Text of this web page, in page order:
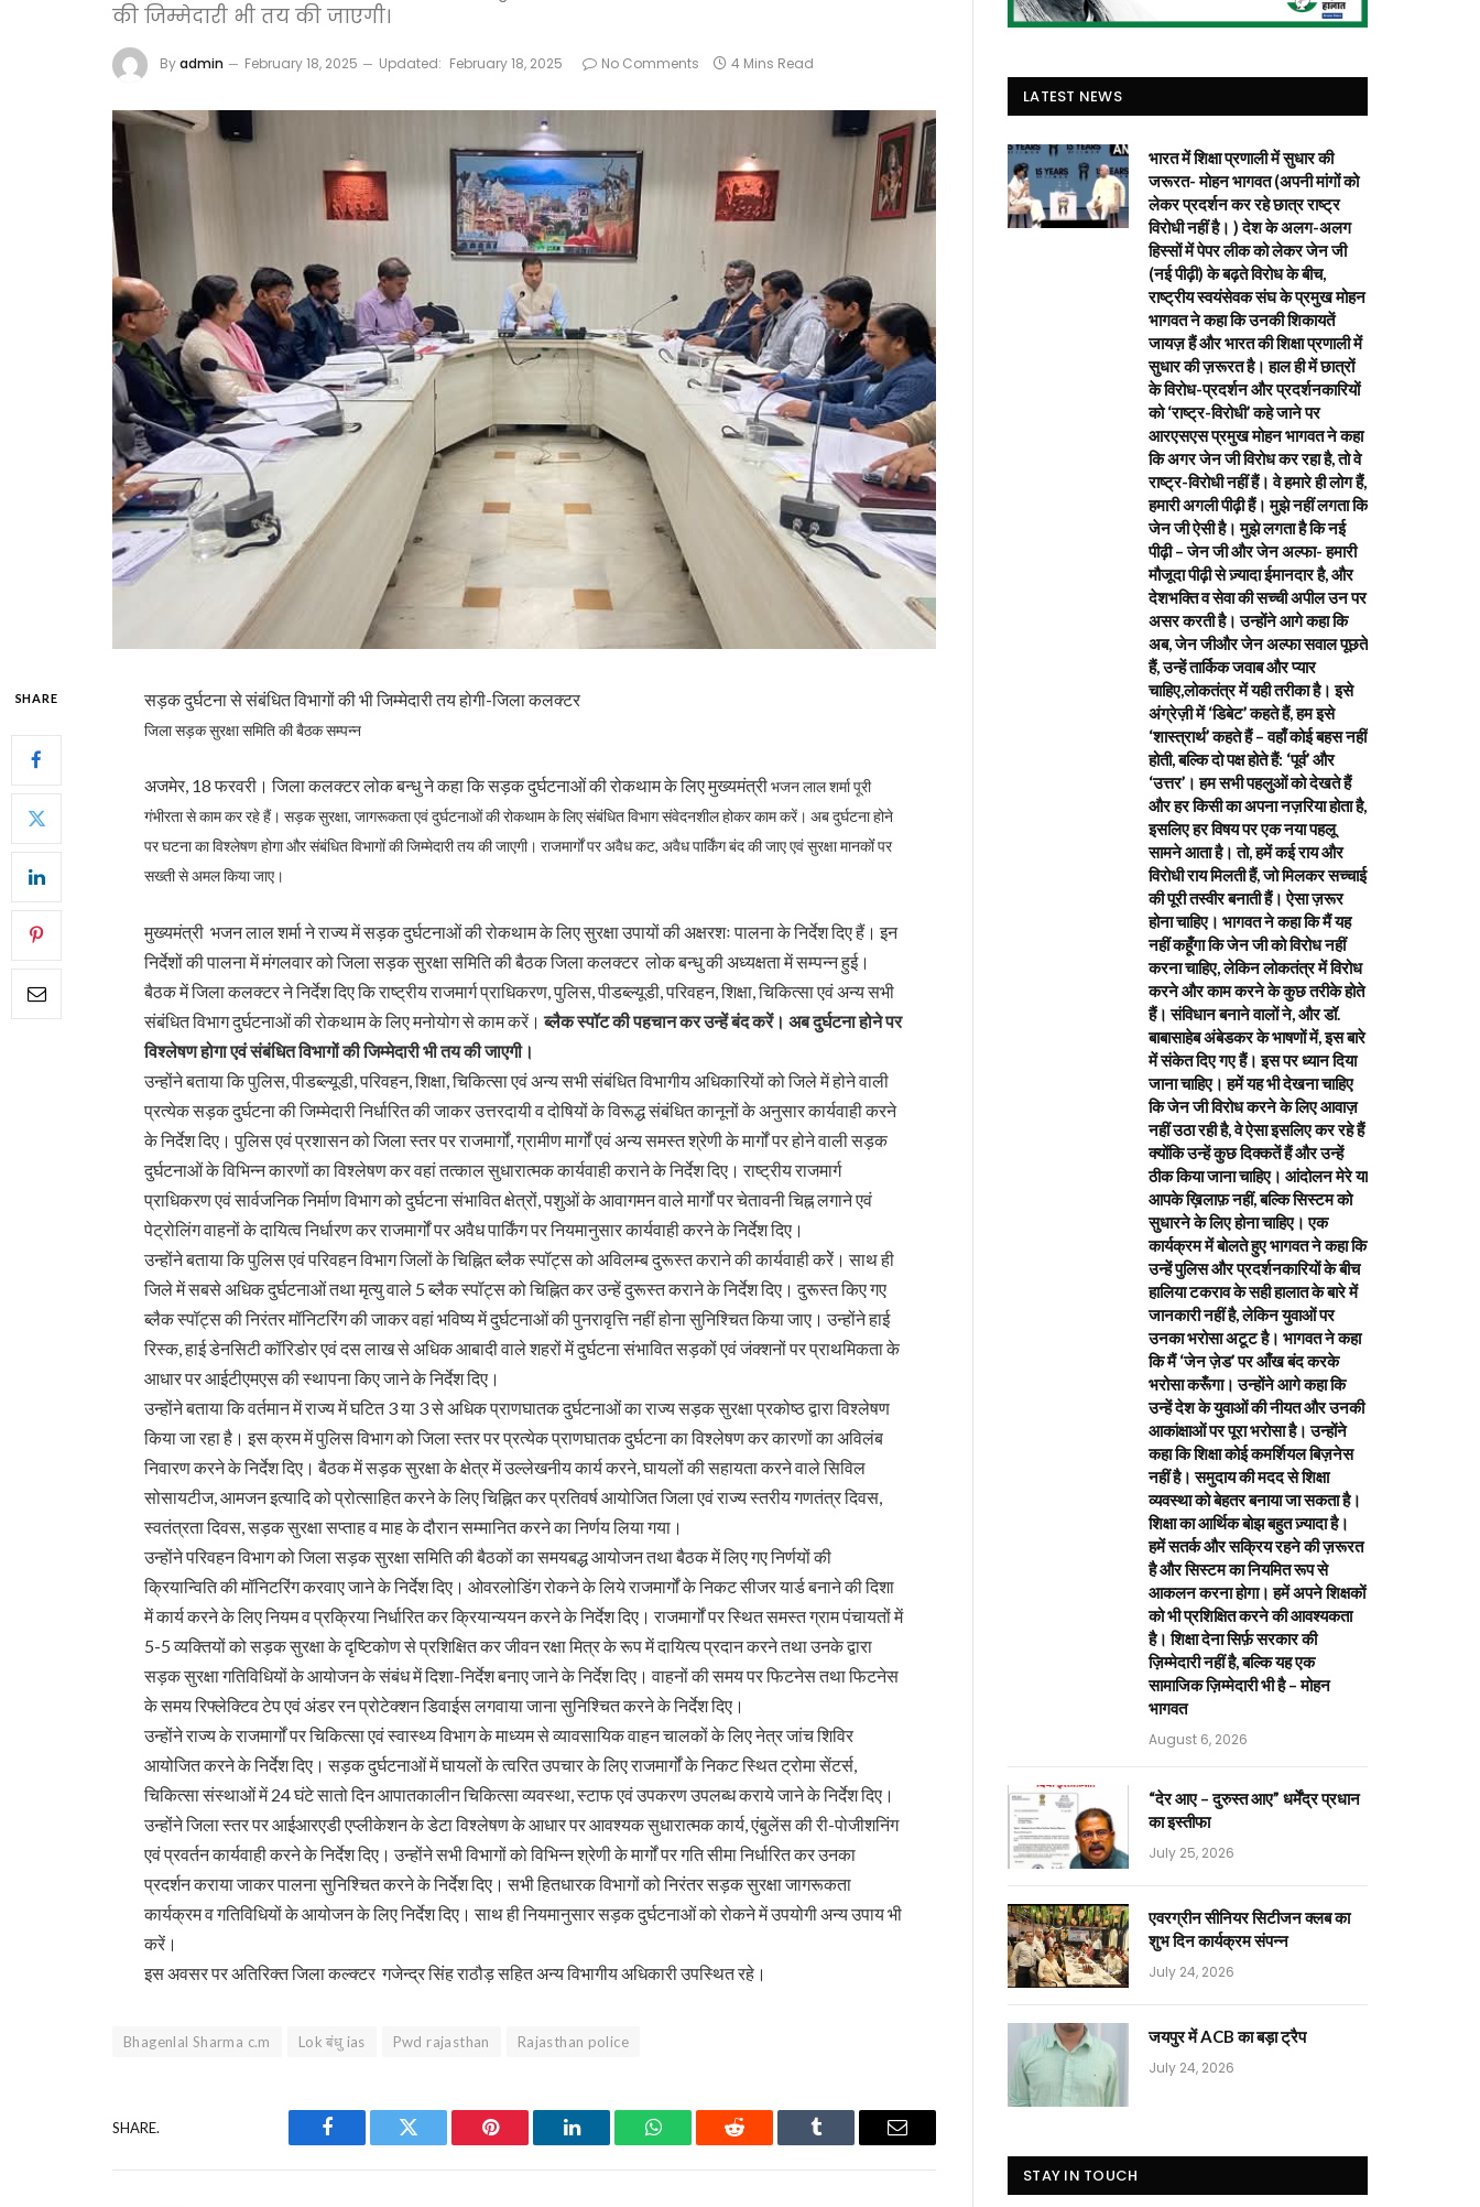
की जिम्मेदारी भी तय की जाएगी।
Byadmin February 18, 2025 Updated: February 18, 2025 No Comments 4 Mins Read
SHARE सड़क दुर्घटना से संबंधित विभागों की भी जिम्मेदारी तय होगी-जिला कलक्टर
जिला सड़क सुरक्षा समिति की बैठक सम्पन्न
अजमेर, 18 फरवरी। जिला कलक्टर लोक बन्धु ने कहा कि सड़क दुर्घटनाओं की रोकथाम के लिए मुख्यमंत्रीभजन लाल शर्मा पूरी
गंभीरता से काम कर रहे हैं। सड़क सुरक्षा, जागरूकता एवं दुर्घटनाओं की रोकथाम के लिए संबंधित विभाग संवेदनशील होकर काम करें। अब दुर्घटना होने
पर घटना का विश्लेषण होगा और संबंधित विभागों की जिम्मेदारी तय की जाएगी। राजमार्गों पर अवैध कट, अवैध पार्किंग बंद की जाए एवं सुरक्षा मानकोंं पर
सख्ती से अमल किया जाए।
मुख्यमंत्री भजन लाल शर्मा ने राज्य में सड़क दुर्घटनाओं की रोकथाम के लिए सुरक्षा उपायों की अक्षरशः पालना के निर्देश दिए हैं। इन
निर्देशों की पालना में मंगलवार को जिला सड़क सुरक्षा समिति की बैठक जिला कलक्टर लोक बन्धु की अध्यक्षता में सम्पन्न हुई।
बैठक में जिला कलक्टर ने निर्देश दिए कि राष्ट्रीय राजमार्ग प्राधिकरण, पुलिस, पीडब्ल्यूडी, परिवहन, शिक्षा, चिकित्सा एवं अन्य सभी
संबंधित विभाग दुर्घटनाओं की रोकथाम के लिए मनोयोग से काम करें।ब्लैक स्पॉट की पहचान कर उन्हें बंद करें। अब दुर्घटना होने पर
विश्लेषण होगा एवं संबंधित विभागों की जिम्मेदारी भी तय की जाएगी।
उन्होंने बताया कि पुलिस, पीडब्ल्यूडी, परिवहन, शिक्षा, चिकित्सा एवं अन्य सभी संबंधित विभागीय अधिकारियों को जिले में होने वाली
प्रत्येक सड़क दुर्घटना की जिम्मेदारी निर्धारित की जाकर उत्तरदायी व दोषियों के विरूद्ध संबंधित कानूनों के अनुसार कार्यवाही करने
के निर्देश दिए। पुलिस एवं प्रशासन को जिला स्तर पर राजमार्गों, ग्रामीण मार्गों एवं अन्य समस्त श्रेणी के मार्गों पर होने वाली सड़क
दुर्घटनाओं के विभिन्न कारणों का विश्लेषण कर वहां तत्काल सुधारात्मक कार्यवाही कराने के निर्देश दिए। राष्ट्रीय राजमार्ग
प्राधिकरण एवं सार्वजनिक निर्माण विभाग को दुर्घटना संभावित क्षेत्रों, पशुओं के आवागमन वाले मार्गों पर चेतावनी चिह्न लगाने एवं
पेट्रोलिंग वाहनों के दायित्व निर्धारण कर राजमार्गों पर अवैध पार्किंग पर नियमानुसार कार्यवाही करने के निर्देश दिए।
उन्होंने बताया कि पुलिस एवं परिवहन विभाग जिलों के चिह्नित ब्लैक स्पॉट्स को अविलम्ब दुरूस्त कराने की कार्यवाही करेें। साथ ही
जिले में सबसे अधिक दुर्घटनाओं तथा मृत्यु वाले 5 ब्लैक स्पॉट्स को चिह्नित कर उन्हें दुरूस्त कराने के निर्देश दिए। दुरूस्त किए गए
ब्लैक स्पॉट्स की निरंतर मॉनिटरिंग की जाकर वहां भविष्य में दुर्घटनाओं की पुनरावृत्ति नहीं होना सुनिश्चित किया जाए। उन्होंने हाई
रिस्क, हाई डेनसिटी कॉरिडोर एवं दस लाख से अधिक आबादी वाले शहरों में दुर्घटना संभावित सड़कों एवं जंक्शनों पर प्राथमिकता के
आधार पर आईटीएमएस की स्थापना किए जाने के निर्देश दिए।
उन्होंने बताया कि वर्तमान में राज्य में घटित 3 या 3 से अधिक प्राणघातक दुर्घटनाओं का राज्य सड़क सुरक्षा प्रकोष्ठ द्वारा विश्लेषण
किया जा रहा है। इस क्रम में पुलिस विभाग को जिला स्तर पर प्रत्येक प्राणघातक दुर्घटना का विश्लेषण कर कारणों का अविलंब
निवारण करने के निर्देश दिए। बैठक में सड़क सुरक्षा के क्षेत्र में उल्लेखनीय कार्य करने, घायलों की सहायता करने वाले सिविल
सोसायटीज, आमजन इत्यादि को प्रोत्साहित करने के लिए चिह्नित कर प्रतिवर्ष आयोजित जिला एवं राज्य स्तरीय गणतंत्र दिवस,
स्वतंत्रता दिवस, सड़क सुरक्षा सप्ताह व माह के दौरान सम्मानित करने का निर्णय लिया गया।
उन्होंने परिवहन विभाग को जिला सड़क सुरक्षा समिति की बैठकों का समयबद्ध आयोजन तथा बैठक में लिए गए निर्णयों की
क्रियान्विति की मॉनिटरिंग करवाए जाने के निर्देश दिए। ओवरलोडिंग रोकने के लिये राजमार्गों के निकट सीजर यार्ड बनाने की दिशा
में कार्य करने के लिए नियम व प्रक्रिया निर्धारित कर क्रियान्ययन करने के निर्देश दिए। राजमार्गों पर स्थित समस्त ग्राम पंचायतों में
5-5 व्यक्तियों को सड़क सुरक्षा के दृष्टिकोण से प्रशिक्षित कर जीवन रक्षा मित्र के रूप में दायित्य प्रदान करने तथा उनके द्वारा
सड़क सुरक्षा गतिविधियों के आयोजन के संबंध में दिशा-निर्देश बनाए जाने के निर्देश दिए। वाहनों की समय पर फिटनेस तथा फिटनेस
के समय रिफ्लेक्टिव टेप एवं अंडर रन प्रोटेक्शन डिवाईस लगवाया जाना सुनिश्चित करने के निर्देश दिए।
उन्होंने राज्य के राजमार्गों पर चिकित्सा एवं स्वास्थ्य विभाग के माध्यम से व्यावसायिक वाहन चालकों के लिए नेत्र जांच शिविर
आयोजित करने के निर्देश दिए। सड़क दुर्घटनाओं में घायलों के त्वरित उपचार के लिए राजमार्गों के निकट स्थित ट्रोमा सेंटर्स,
चिकित्सा संस्थाओं में 24 घंटे सातो दिन आपातकालीन चिकित्सा व्यवस्था, स्टाफ एवं उपकरण उपलब्ध कराये जाने के निर्देश दिए।
उन्होंने जिला स्तर पर आईआरएडी एप्लीकेशन के डेटा विश्लेषण के आधार पर आवश्यक सुधारात्मक कार्य, एंबुलेंस की री-पोजीशनिंग
एवं प्रवर्तन कार्यवाही करने के निर्देश दिए। उन्होंने सभी विभागों को विभिन्न श्रेणी के मार्गों पर गति सीमा निर्धारित कर उनका
प्रदर्शन कराया जाकर पालना सुनिश्चित करने के निर्देश दिए। सभी हितधारक विभागों को निरंतर सड़क सुरक्षा जागरूकता
कार्यक्रम व गतिविधियों के आयोजन के लिए निर्देश दिए। साथ ही नियमानुसार सड़क दुर्घटनाओं को रोकने में उपयोगी अन्य उपाय भी
करें।
इस अवसर पर अतिरिक्त जिला कल्क्टर गजेन्द्र सिंह राठौड़ सहित अन्य विभागीय अधिकारी उपस्थित रहे।
Bhagenlal Sharma c.m Lok बंधु ias Pwd rajasthan Rajasthan police
SHARE.
Facebook Twitter Pinterest LinkedIn WhatsAppReddit Tumblr Email
LATEST NEWS
भारत में शिक्षा प्रणाली में सुधार की
जरूरत- मोहन भागवत (अपनी मांगों को
लेकर प्रदर्शन कर रहे छात्र राष्ट्र
विरोधी नहीं है। ) देश के अलग-अलग
हिस्सों में पेपर लीक को लेकर जेन जी
(नई पीढ़ी) के बढ़ते विरोध के बीच,
राष्ट्रीय स्वयंसेवक संघ के प्रमुख मोहन
भागवत ने कहा कि उनकी शिकायतें
जायज़ हैं और भारत की शिक्षा प्रणाली में
सुधार की ज़रूरत है। हाल ही में छात्रों
के विरोध-प्रदर्शन और प्रदर्शनकारियों
को ‘राष्ट्र-विरोधी’ कहे जाने पर
आरएसएस प्रमुख मोहन भागवत ने कहा
कि अगर जेन जी विरोध कर रहा है, तो वे
राष्ट्र-विरोधी नहीं हैं। वे हमारे ही लोग हैं,
हमारी अगली पीढ़ी हैं। मुझे नहीं लगता कि
जेन जी ऐसी है। मुझे लगता है कि नई
पीढ़ी – जेन जी और जेन अल्फा- हमारी
मौजूदा पीढ़ी से ज़्यादा ईमानदार है, और
देशभक्ति व सेवा की सच्ची अपील उन पर
असर करती है। उन्होंने आगे कहा कि
अब, जेन जीऔर जेन अल्फा सवाल पूछते
हैं, उन्हें तार्किक जवाब और प्यार
चाहिए,लोकतंत्र में यही तरीका है। इसे
अंग्रेज़ी में ‘डिबेट’ कहते हैं, हम इसे
‘शास्त्रार्थ’ कहते हैं – वहाँ कोई बहस नहीं
होती, बल्कि दो पक्ष होते हैं: ‘पूर्व’ और
‘उत्तर’। हम सभी पहलुओं को देखते हैं
और हर किसी का अपना नज़रिया होता है,
इसलिए हर विषय पर एक नया पहलू
सामने आता है। तो, हमें कई राय और
विरोधी राय मिलती हैं, जो मिलकर सच्चाई
की पूरी तस्वीर बनाती हैं। ऐसा ज़रूर
होना चाहिए। भागवत ने कहा कि मैं यह
नहीं कहूँगा कि जेन जी को विरोध नहीं
करना चाहिए, लेकिन लोकतंत्र में विरोध
करने और काम करने के कुछ तरीके होते
हैं। संविधान बनाने वालों ने, और डॉ.
बाबासाहेब अंबेडकर के भाषणों में, इस बारे
में संकेत दिए गए हैं। इस पर ध्यान दिया
जाना चाहिए। हमें यह भी देखना चाहिए
कि जेन जी विरोध करने के लिए आवाज़
नहीं उठा रही है, वे ऐसा इसलिए कर रहे हैं
क्योंकि उन्हें कुछ दिक्कतें हैं और उन्हें
ठीक किया जाना चाहिए। आंदोलन मेरे या
आपके ख़िलाफ़ नहीं, बल्कि सिस्टम को
सुधारने के लिए होना चाहिए। एक
कार्यक्रम में बोलते हुए भागवत ने कहा कि
उन्हें पुलिस और प्रदर्शनकारियों के बीच
हालिया टकराव के सही हालात के बारे में
जानकारी नहीं है, लेकिन युवाओं पर
उनका भरोसा अटूट है। भागवत ने कहा
कि मैं ‘जेन ज़ेड’ पर आँख बंद करके
भरोसा करूँगा। उन्होंने आगे कहा कि
उन्हें देश के युवाओं की नीयत और उनकी
आकांक्षाओं पर पूरा भरोसा है। उन्होंने
कहा कि शिक्षा कोई कमर्शियल बिज़नेस
नहीं है। समुदाय की मदद से शिक्षा
व्यवस्था को बेहतर बनाया जा सकता है।
शिक्षा का आर्थिक बोझ बहुत ज़्यादा है।
हमें सतर्क और सक्रिय रहने की ज़रूरत
है और सिस्टम का नियमित रूप से
आकलन करना होगा। हमें अपने शिक्षकों
को भी प्रशिक्षित करने की आवश्यकता
है। शिक्षा देना सिर्फ़ सरकार की
ज़िम्मेदारी नहीं है, बल्कि यह एक
सामाजिक ज़िम्मेदारी भी है – मोहन
भागवत
August 6, 2026
“देर आए – दुरुस्त आए” धर्मेंद्र प्रधान
का इस्तीफा
July 25, 2026
एवरग्रीन सीनियर सिटीजन क्लब का
शुभ दिन कार्यक्रम संपन्न
July 24, 2026
जयपुर में ACB का बड़ा ट्रैप
July 24, 2026
STAY IN TOUCH